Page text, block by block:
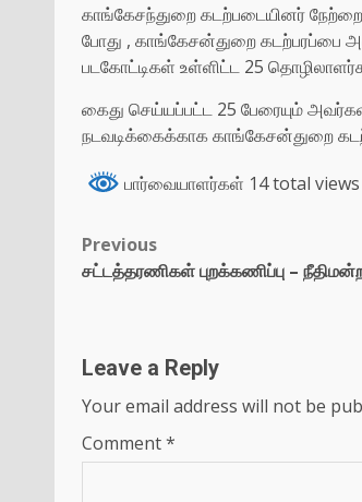
காங்கேசந்துறை கடற்படையினர்
போது , காங்கேசன்துறை கடற்பரப்பை
படகோட்டிகள் உள்ளிட்ட 25
கைது செய்யப்பட்ட 25 பேரையும்
நடவடிக்கைக்காக காங்கேசன்துறை
பார்வையாளர்கள் 14 total views
Previous
சட்டத்தரணிகள் புறக்கணிப்பு –
Leave a Reply
Your email address will not be
Comment*